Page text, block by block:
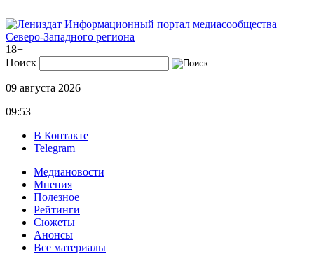
Информационный портал медиасообщества
Северо-Западного региона
18+
Поиск
09 августа 2026
09:53
В Контакте
Telegram
Медиановости
Мнения
Полезное
Рейтинги
Сюжеты
Анонсы
Все материалы